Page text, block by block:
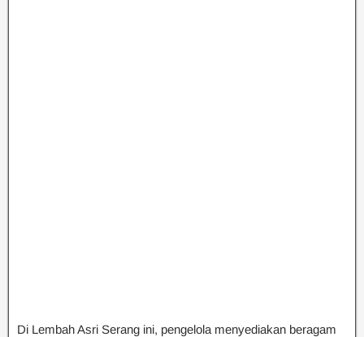
Di Lembah Asri Serang ini, pengelola menyediakan beragam